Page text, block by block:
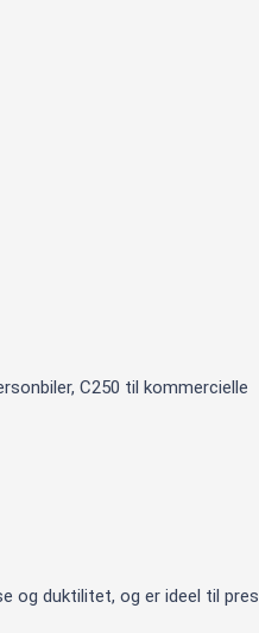
C250 til kommercielle
og duktilitet, og er ideel til pres